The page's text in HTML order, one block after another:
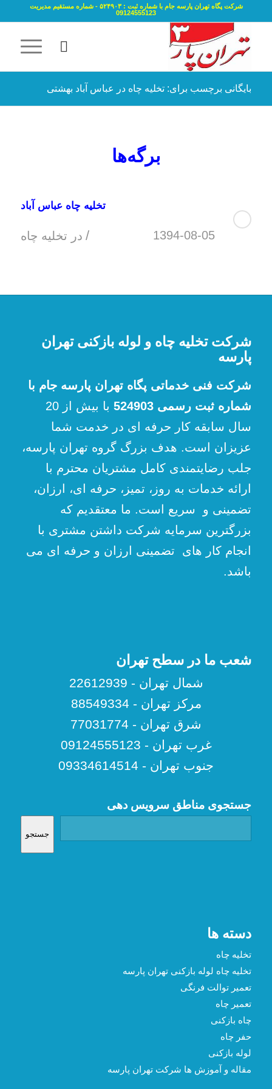
شرکت پگاه تهران پارسه جام با شماره ثبت : ۵۲۴۹۰۳ - شماره مستقیم مدیریت
09124555123
بایگانی برچسب برای: تخلیه چاه در عباس آباد بهشتی
برگه‌ها
تخلیه چاه عباس آباد
1394-08-05
/ در تخلیه چاه
شرکت تخلیه چاه و لوله بازکنی تهران
پارسه
شرکت فنی خدماتی پگاه تهران پارسه جام با
شماره ثبت رسمی 524903
با بیش از 20
سال سابقه کار حرفه ای در خدمت شما
عزیزان است. هدف بزرگ گروه تهران پارسه،
جلب رضایتمندی کامل مشتریان محترم با
ارائه خدمات به روز، تمیز، حرفه ای، ارزان،
تضمینی و سریع است. ما معتقدیم که
بزرگترین سرمایه شرکت داشتن مشتری با
انجام کار های تضمینی ارزان و حرفه ای می
باشد.
شعب ما در سطح تهران
شمال تهران - 22612939
مرکز تهران - 88549334
شرق تهران - 77031774
غرب تهران - 09124555123
جنوب تهران - 09334614514
جستجوی مناطق سرویس دهی
جستجو
دسته ها
تخلیه چاه
تخلیه چاه لوله بازکنی تهران پارسه
تعمیر توالت فرنگی
تعمیر چاه
چاه بازکنی
حفر چاه
لوله بازکنی
مقاله و آموزش ها شرکت تهران پارسه